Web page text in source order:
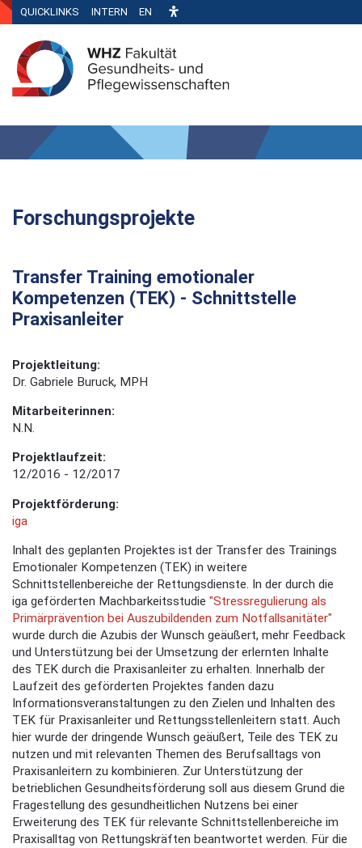
QUICKLINKS INTERN EN
Forschungsprojekte
Transfer Training emotionaler
Kompetenzen (TEK) - Schnittstelle
Praxisanleiter
Projektleitung:
Dr. Gabriele Buruck, MPH
Mitarbeiterinnen:
N.N.
Projektlaufzeit:
12/2016 - 12/2017
Projektförderung:
iga
Inhalt des geplanten Projektes ist der Transfer des Trainings
Emotionaler Kompetenzen (TEK) in weitere
Schnittstellenbereiche der Rettungsdienste. In der durch die
iga geförderten Machbarkeitsstudie "Stressregulierung als
Primärprävention bei Auszubildenden zum Notfallsanitäter"
wurde durch die Azubis der Wunsch geäußert, mehr Feedback
und Unterstützung bei der Umsetzung der erlernten Inhalte
des TEK durch die Praxisanleiter zu erhalten. Innerhalb der
Laufzeit des geförderten Projektes fanden dazu
Informationsveranstaltungen zu den Zielen und Inhalten des
TEK für Praxisanleiter und Rettungsstellenleitern statt. Auch
hier wurde der dringende Wunsch geäußert, Teile des TEK zu
nutzen und mit relevanten Themen des Berufsalltags von
Praxisanleitern zu kombinieren. Zur Unterstützung der
betrieblichen Gesundheitsförderung soll aus diesem Grund die
Fragestellung des gesundheitlichen Nutzens bei einer
Erweiterung des TEK für relevante Schnittstellenbereiche im
Praxisalltag von Rettungskräften beantwortet werden. Für die